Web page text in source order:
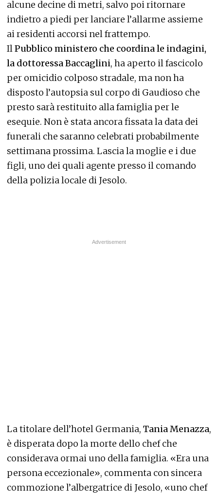
alcune decine di metri, salvo poi ritornare
indietro a piedi per lanciare l’allarme assieme
ai residenti accorsi nel frattempo.
IlPubblico ministero che coordina le indagini,
la dottoressa Baccaglini, ha aperto il fascicolo
per omicidio colposo stradale, ma non ha
disposto l’autopsia sul corpo di Gaudioso che
presto sarà restituito alla famiglia per le
esequie. Non è stata ancora fissata la data dei
funerali che saranno celebrati probabilmente
settimana prossima. Lascia la moglie e i due
figli, uno dei quali agente presso il comando
della polizia locale di Jesolo.
La titolare dell’hotel Germania, Tania Menazza,
è disperata dopo la morte dello chef che
considerava ormai uno della famiglia. «Era una
persona eccezionale», commenta con sincera
commozione l’albergatrice di Jesolo, «uno chef